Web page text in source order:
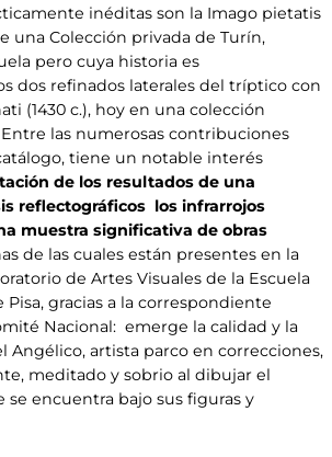
inéditas son la Imago pietatis
una Colección privada de Turín,
pero cuya historia es
dos refinados laterales del tríptico con
(1430 c.), hoy en una colección
las numerosas contribuciones
tiene un notable interés
de los resultados de una
reflectográficos los infrarrojos
muestra significativa de obras
de las cuales están presentes en la
de Artes Visuales de la Escuela
gracias a la correspondiente
Nacional: emerge la calidad y la
Angélico, artista parco en correcciones,
meditado y sobrio al dibujar el
se encuentra bajo sus figuras y